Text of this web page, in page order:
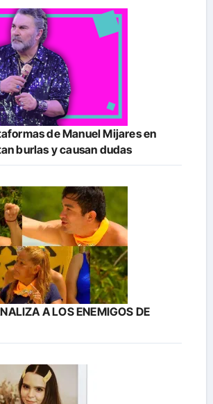
de Manuel Mijares en
burlas y causan dudas
A LOS ENEMIGOS DE